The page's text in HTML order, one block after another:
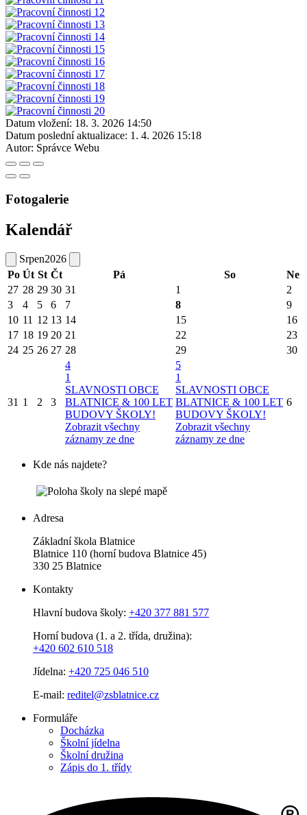
Datum vložení: 18. 3. 2026 14:50
Datum poslední aktualizace: 1. 4. 2026 15:18
Autor: Správce Webu
Fotogalerie
Kalendář
Srpen2026
Po Út St Čt Pá So
Ne
27 28 29 30 31 1
2
3
4 5 6 7 8
9
10 11 12 13 14 15
16
17 18 19 20 21 22
23
24 25 26 27 28 29 30
31 1 2 3
4
1
SLAVNOSTI OBCE
BLATNICE & 100 LET
BUDOVY ŠKOLY!
Zobrazit všechny
záznamy ze dne
5
1
SLAVNOSTI OBCE
BLATNICE & 100 LET
BUDOVY ŠKOLY!
Zobrazit všechny
záznamy ze dne
6
Kde nás najdete?
Adresa
Základní škola Blatnice
Blatnice 110 (horní budova Blatnice 45)
330 25 Blatnice
Kontakty
Hlavní budova školy: +420 377 881 577
Horní budova (1. a 2. třída, družina):
+420 602 610 518
Jídelna: +420 725 046 510
E-mail: reditel@zsblatnice.cz
Formuláře
Docházka
Školní jídelna
Školní družina
Zápis do 1. třídy